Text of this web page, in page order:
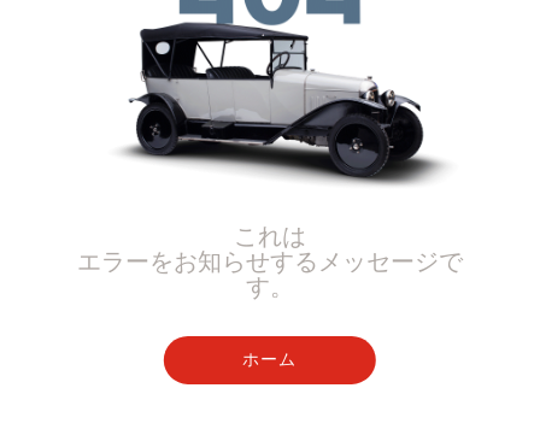
これは
エラーをお知らせするメッセージで
す。
ホーム